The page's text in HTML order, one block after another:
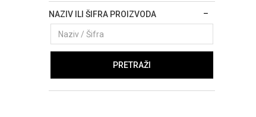
NAZIV ILI ŠIFRA PROIZVODA
PRETRAŽI